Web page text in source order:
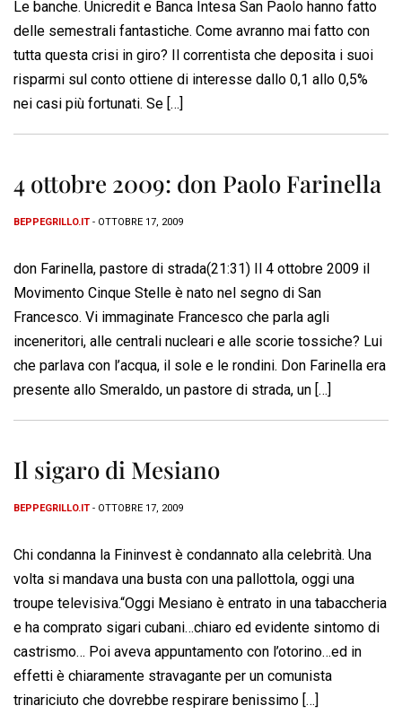
Le banche. Unicredit e Banca Intesa San Paolo hanno fatto
delle semestrali fantastiche. Come avranno mai fatto con
tutta questa crisi in giro? Il correntista che deposita i suoi
risparmi sul conto ottiene di interesse dallo 0,1 allo 0,5%
nei casi più fortunati. Se […]
4 ottobre 2009: don Paolo Farinella
BEPPEGRILLO.IT - OTTOBRE 17, 2009
don Farinella, pastore di strada(21:31) Il 4 ottobre 2009 il
Movimento Cinque Stelle è nato nel segno di San
Francesco. Vi immaginate Francesco che parla agli
inceneritori, alle centrali nucleari e alle scorie tossiche? Lui
che parlava con l’acqua, il sole e le rondini. Don Farinella era
presente allo Smeraldo, un pastore di strada, un […]
Il sigaro di Mesiano
BEPPEGRILLO.IT - OTTOBRE 17, 2009
Chi condanna la Fininvest è condannato alla celebrità. Una
volta si mandava una busta con una pallottola, oggi una
troupe televisiva.“Oggi Mesiano è entrato in una tabaccheria
e ha comprato sigari cubani…chiaro ed evidente sintomo di
castrismo… Poi aveva appuntamento con l’otorino…ed in
effetti è chiaramente stravagante per un comunista
trinariciuto che dovrebbe respirare benissimo […]